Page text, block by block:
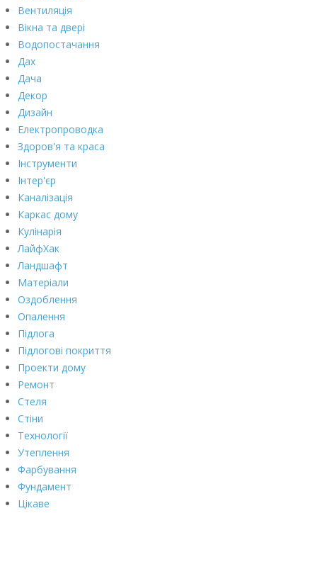
Вентиляція
Вікна та двері
Водопостачання
Дах
Дача
Декор
Дизайн
Електропроводка
Здоров'я та краса
Інструменти
Інтер'єр
Каналізація
Каркас дому
Кулінарія
ЛайфХак
Ландшафт
Матеріали
Оздоблення
Опалення
Підлога
Підлогові покриття
Проекти дому
Ремонт
Стеля
Стіни
Технології
Утеплення
Фарбування
Фундамент
Цікаве